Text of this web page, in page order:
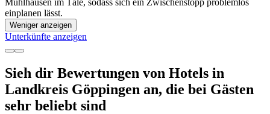
einplanen lässt.
Weniger anzeigen
Unterkünfte anzeigen
Sieh dir Bewertungen von Hotels in
Landkreis Göppingen an, die bei Gästen
sehr beliebt sind